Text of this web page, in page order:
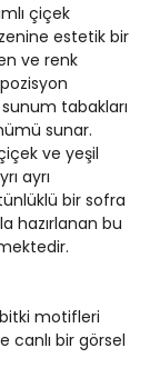
çiçek
estetik bir
ve renk
tabakları
sunar.
ve yeşil
ayrı
bir sofra
hazırlanan bu
motifleri
canlı bir görsel